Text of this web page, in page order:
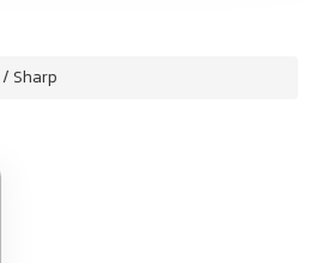
/ Sharp